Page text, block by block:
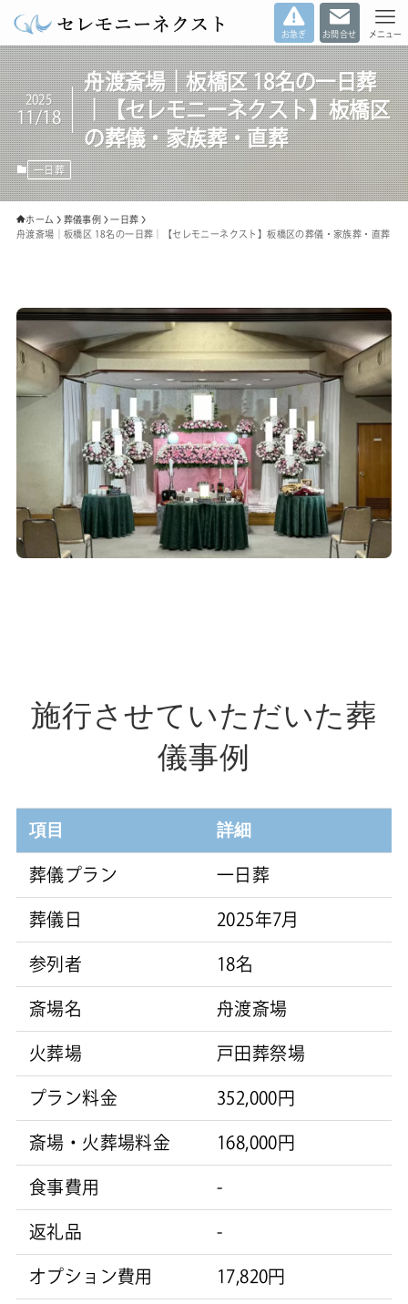
お急ぎ お問合せ メニュー
舟渡斎場｜板橋区 18名の一日葬
｜【セレモニーネクスト】板橋区
の葬儀・家族葬・直葬
2025
11/18
一日葬
ホーム 葬儀事例
一日葬
舟渡斎場｜板橋区 18名の一日葬｜【セレモニーネクスト】板橋区の葬儀・家族葬・直葬
施行させていただいた葬
儀事例
項目 詳細
葬儀プラン 一日葬
葬儀日 2025年7月
参列者 18名
斎場名 舟渡斎場
火葬場 戸田葬祭場
プラン料金 352,000円
斎場・火葬場料金 168,000円
食事費用 -
返礼品 -
オプション費用 17,820円